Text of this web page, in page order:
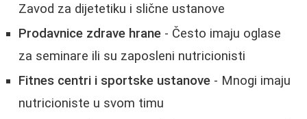
Zavod za dijetetiku i slične ustanove
Prodavnice zdrave hrane - Često imaju oglase
za seminare ili su zaposleni nutricionisti
Fitnes centri i sportske ustanove - Mnogi imaju
nutricioniste u svom timu